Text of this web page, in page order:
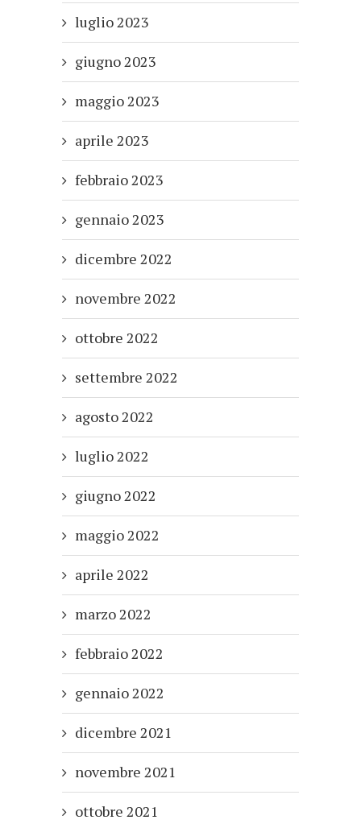
luglio 2023
giugno 2023
maggio 2023
aprile 2023
febbraio 2023
gennaio 2023
dicembre 2022
novembre 2022
ottobre 2022
settembre 2022
agosto 2022
luglio 2022
giugno 2022
maggio 2022
aprile 2022
marzo 2022
febbraio 2022
gennaio 2022
dicembre 2021
novembre 2021
ottobre 2021